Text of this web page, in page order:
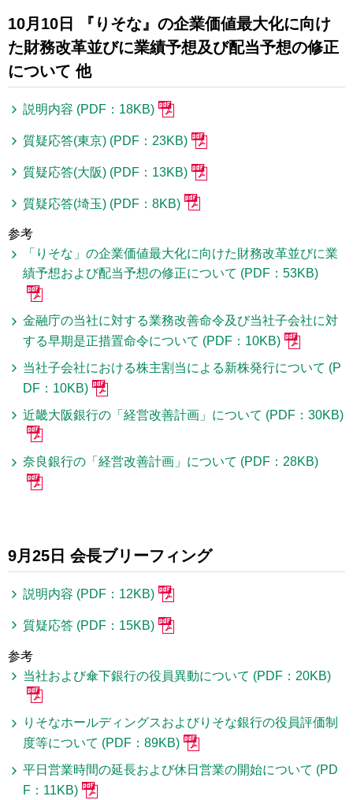
10月10日 『りそな』の企業価値最大化に向け
た財務改革並びに業績予想及び配当予想の修正
について 他
説明内容 (PDF：18KB)
質疑応答(東京) (PDF：23KB)
質疑応答(大阪) (PDF：13KB)
質疑応答(埼玉) (PDF：8KB)
参考
「りそな」の企業価値最大化に向けた財務改革並びに業
績予想および配当予想の修正について (PDF：53KB)
金融庁の当社に対する業務改善命令及び当社子会社に対
する早期是正措置命令について (PDF：10KB)
当社子会社における株主割当による新株発行について (P
DF：10KB)
近畿大阪銀行の「経営改善計画」について (PDF：30KB)
奈良銀行の「経営改善計画」について (PDF：28KB)
9月25日 会長ブリーフィング
説明内容 (PDF：12KB)
質疑応答 (PDF：15KB)
参考
当社および傘下銀行の役員異動について (PDF：20KB)
りそなホールディングスおよびりそな銀行の役員評価制
度等について (PDF：89KB)
平日営業時間の延長および休日営業の開始について (PD
F：11KB)